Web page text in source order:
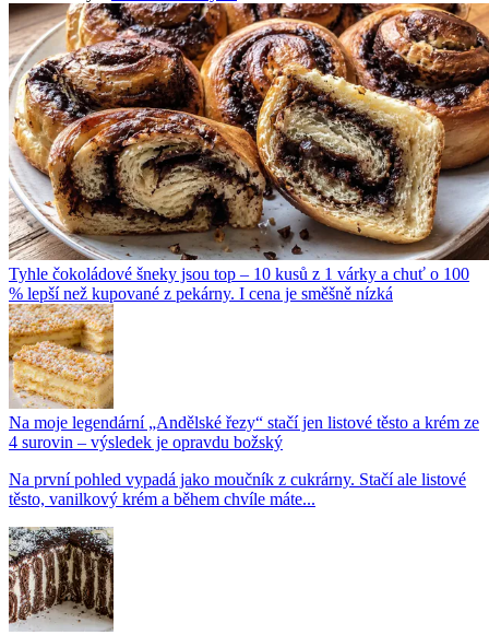
Tyhle čokoládové šneky jsou top – 10 kusů z 1 várky a chuť o 100
% lepší než kupované z pekárny. I cena je směšně nízká
Na moje legendární „Andělské řezy“ stačí jen listové těsto a krém ze
4 surovin – výsledek je opravdu božský
Na první pohled vypadá jako moučník z cukrárny. Stačí ale listové
těsto, vanilkový krém a během chvíle máte...